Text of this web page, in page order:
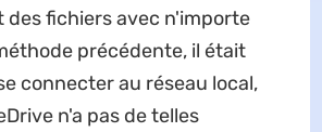
fichiers avec n'importe
précédente, il était
connecter au réseau local,
n'a pas de telles